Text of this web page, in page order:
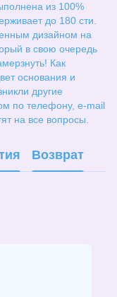
из 100%
до 180 сти.
дизайном на
в свою очередь
Как
основания и
другие
по телефону, e-mail
на все вопросы.
Возврат